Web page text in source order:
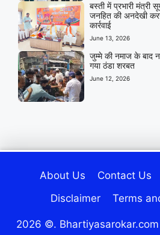
बस्ती में प्रभारी मंत्री
जनहित की अनदेखी करने
कार्रवाई
June 13, 2026
जुम्मे की नमाज के बाद
गया ठंडा शरबत
June 12, 2026
About Us Contact Us
Disclaimer
Terms
2026 ©.